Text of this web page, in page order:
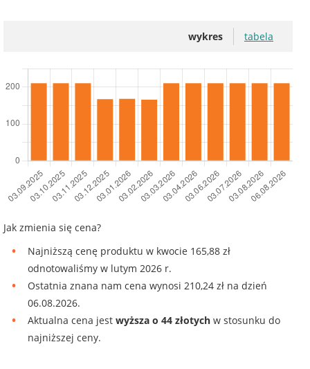
wykres tabela
Jak zmienia się cena?
Najniższą cenę produktu w kwocie 165,88 zł
odnotowaliśmy w lutym 2026 r.
Ostatnia znana nam cena wynosi 210,24 zł na dzień
06.08.2026.
Aktualna cena jest wyższa o 44 złotych w stosunku do
najniższej ceny.